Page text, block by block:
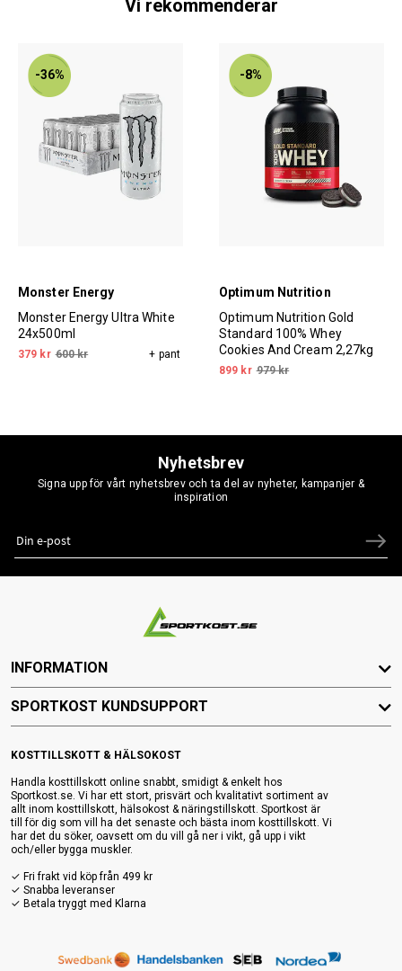
Vi rekommenderar
-36%
Monster Energy
Monster Energy Ultra White
24x500ml
379 kr 600 kr + pant
-8%
Optimum Nutrition
Optimum Nutrition Gold
Standard 100% Whey
Cookies And Cream 2,27kg
899 kr 979 kr
Nyhetsbrev
Signa upp för vårt nyhetsbrev och ta del av nyheter, kampanjer &
inspiration
KOSTTILLSKOTT & HÄLSOKOST
Handla kosttillskott online snabbt, smidigt & enkelt hos
Sportkost.se. Vi har ett stort, prisvärt och kvalitativt sortiment av
allt inom kosttillskott, hälsokost & näringstillskott. Sportkost är
till för dig som vill ha det senaste och bästa inom kosttillskott. Vi
har det du söker, oavsett om du vill gå ner i vikt, gå upp i vikt
och/eller bygga muskler.
✓ Fri frakt vid köp från 499 kr
✓ Snabba leveranser
✓ Betala tryggt med Klarna
INFORMATION
SPORTKOST KUNDSUPPORT